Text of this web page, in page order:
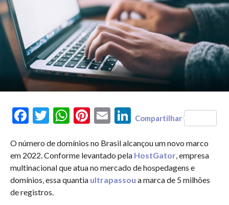
FacebookTwitterWhatsAppPinterest
Email LinkedIn
Compartilhar
O número de domínios no Brasil alcançou um novo marco
em 2022. Conforme levantado pela HostGator, empresa
multinacional que atua no mercado de hospedagens e
domínios, essa quantia ultrapassou a marca de 5 milhões
de registros.